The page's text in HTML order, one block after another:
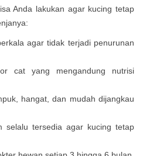
Anda lakukan agar kucing tetap
agar tidak terjadi penurunan
cat yang mengandung nutrisi
hangat, dan mudah dijangkau
selalu tersedia agar kucing tetap